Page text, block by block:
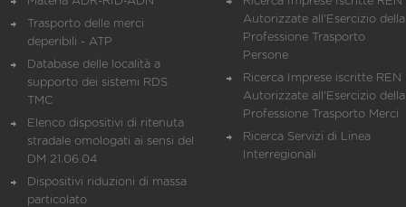
Trasporto delle merci
deperibili - ATP
Database delle località a
supporto dei sistemi RDS
TMC
Elenco dispositivi di ritenuta
stradale omologati ai sensi del
DM 21.06.04
Dispositivi riduzioni di massa
particolato
Autorizzate all'Esercizio della
Professione Trasporto
Persone
Ricerca Imprese iscritte REN
Autorizzate all'Esercizio della
Professione Trasporto Merci
Ricerca Servizi di Linea
Interregionali